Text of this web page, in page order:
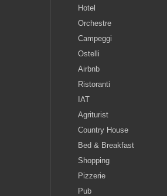
Hotel
Orchestre
Campeggi
Ostelli
Airbnb
Ristoranti
IAT
Agriturist
Country House
Bed & Breakfast
Shopping
Pizzerie
Pub